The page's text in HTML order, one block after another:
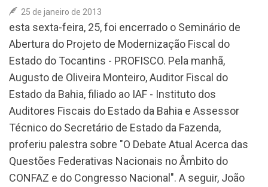
COLUNA SOCIAL
CONTATO
25 de janeiro de 2013
esta sexta-feira, 25, foi encerrado o Seminário de
Abertura do Projeto de Modernização Fiscal do
Estado do Tocantins - PROFISCO. Pela manhã,
Augusto de Oliveira Monteiro, Auditor Fiscal do
Estado da Bahia, filiado ao IAF - Instituto dos
Auditores Fiscais do Estado da Bahia e Assessor
Técnico do Secretário de Estado da Fazenda,
proferiu palestra sobre "O Debate Atual Acerca das
Questões Federativas Nacionais no Âmbito do
CONFAZ e do Congresso Nacional". A seguir, João